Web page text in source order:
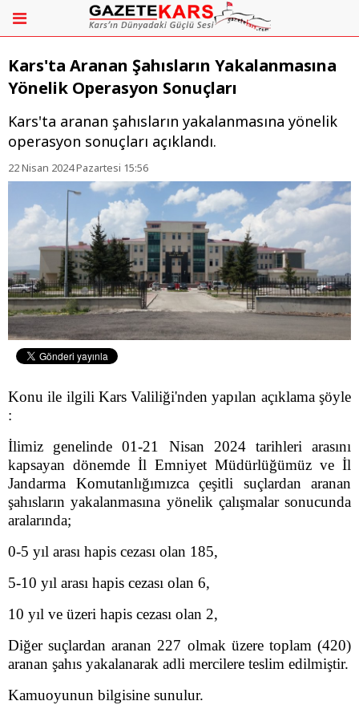
Kars'ta Aranan Şahısların Yakalanmasına
Yönelik Operasyon Sonuçları
Kars'ta aranan şahısların yakalanmasına yönelik
operasyon sonuçları açıklandı.
22 Nisan 2024 Pazartesi 15:56
Konu ile ilgili Kars Valiliği'nden yapılan açıklama şöyle
:
İlimiz genelinde 01-21 Nisan 2024 tarihleri arasını
kapsayan dönemde İl Emniyet Müdürlüğümüz ve İl
Jandarma Komutanlığımızca çeşitli suçlardan aranan
şahısların yakalanmasına yönelik çalışmalar sonucunda
aralarında;
0-5 yıl arası hapis cezası olan 185,
5-10 yıl arası hapis cezası olan 6,
10 yıl ve üzeri hapis cezası olan 2,
Diğer suçlardan aranan 227 olmak üzere toplam (420)
aranan şahıs yakalanarak adli mercilere teslim edilmiştir.
Kamuoyunun bilgisine sunulur.